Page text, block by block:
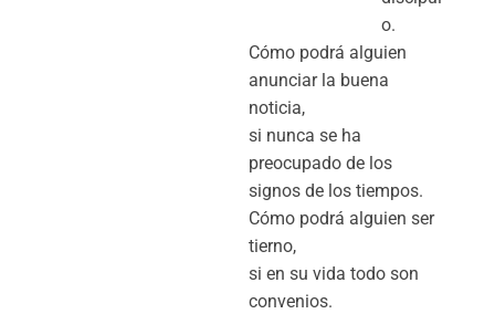
o.
Cómo podrá alguien
anunciar la buena
noticia,
si nunca se ha
preocupado de los
signos de los tiempos.
Cómo podrá alguien ser
tierno,
si en su vida todo son
convenios.